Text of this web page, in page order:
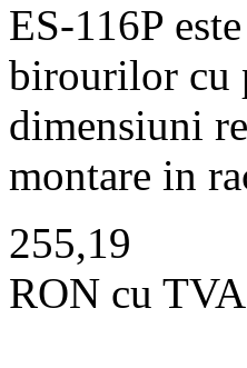
ES-116P
birourilor cu
dimensiuni
montare in
255,19
RON cu TVA